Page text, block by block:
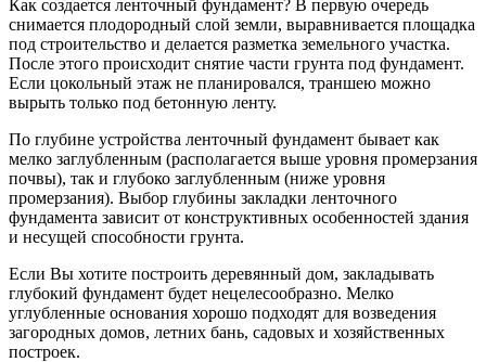
Как создается ленточный фундамент? В первую очередь
снимается плодородный слой земли, выравнивается площадка
под строительство и делается разметка земельного участка.
После этого происходит снятие части грунта под фундамент.
Если цокольный этаж не планировался, траншею можно
вырыть только под бетонную ленту.
По глубине устройства ленточный фундамент бывает как
мелко заглубленным (располагается выше уровня промерзания
почвы), так и глубоко заглубленным (ниже уровня
промерзания). Выбор глубины закладки ленточного
фундамента зависит от конструктивных особенностей здания
и несущей способности грунта.
Если Вы хотите построить деревянный дом, закладывать
глубокий фундамент будет нецелесообразно. Мелко
углубленные основания хорошо подходят для возведения
загородных домов, летних бань, садовых и хозяйственных
построек.